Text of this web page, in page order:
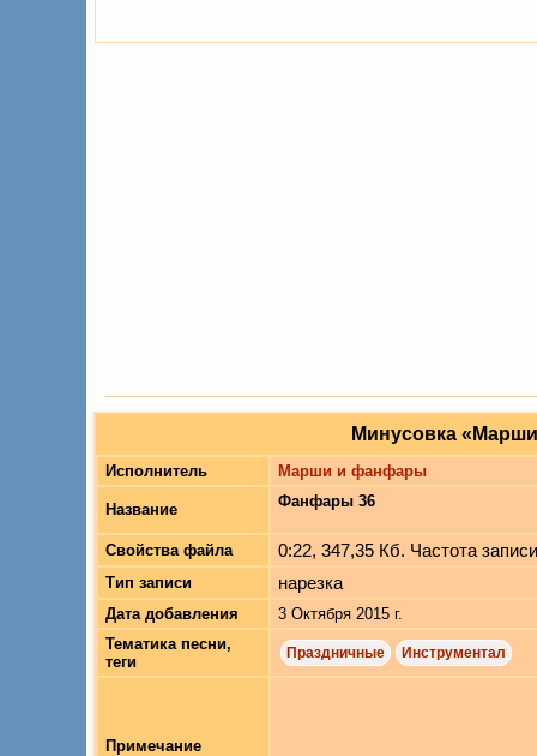
Минусовка
Исполнитель Марши и фанфары
Название
Фанфары 36
Свойства файла
0:22, 347,35 Кб. Частота
Тип записи нарезка
Дата добавления
3 Октября 2015 г.
Тематика песни,
теги
Праздничные Инструментал
Примечание